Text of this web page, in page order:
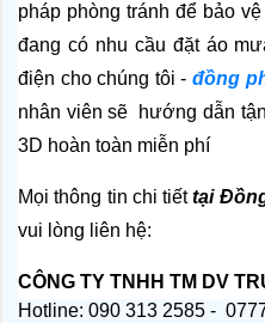
pháp phòng tránh để bảo
đang có nhu cầu đặt áo
điện cho chúng tôi - đồng
nhân viên sẽ  hướng dẫn
3D hoàn toàn miễn phí
Mọi thông tin chi tiết tại
vui lòng liên hệ:
CÔNG TY TNHH TM DV
Hotline: 090 313 2585 -